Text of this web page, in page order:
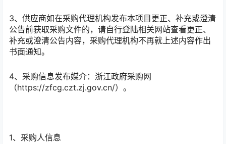
3、供应商如在采购代理机构发布本项目更正、补充或澄清
公告前获取采购文件的，请自行登陆相关网站查看更正、
补充或澄清公告内容，采购代理机构不再就上述内容作出
书面通知。
4、采购信息发布媒介：浙江政府采购网
（https://zfcg.czt.zj.gov.cn/）。
1、采购人信息